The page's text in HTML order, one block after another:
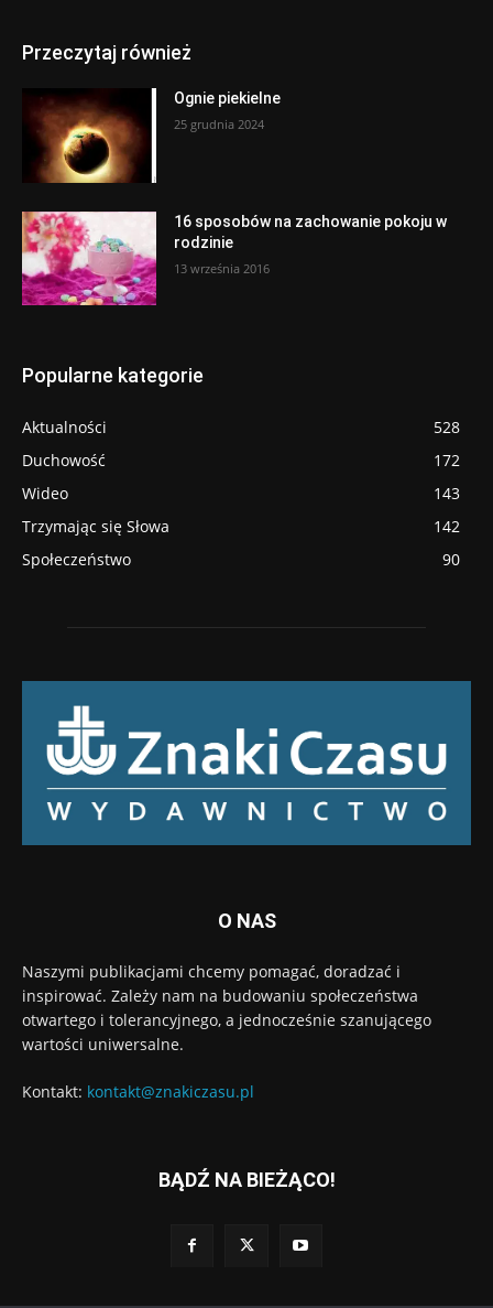
Przeczytaj również
Ognie piekielne
25 grudnia 2024
16 sposobów na zachowanie pokoju w
rodzinie
13 września 2016
Popularne kategorie
Aktualności
528
Duchowość
172
Wideo
143
Trzymając się Słowa
142
Społeczeństwo
90
O NAS
Naszymi publikacjami chcemy pomagać, doradzać i
inspirować. Zależy nam na budowaniu społeczeństwa
otwartego i tolerancyjnego, a jednocześnie szanującego
wartości uniwersalne.
Kontakt: kontakt@znakiczasu.pl
BĄDŹ NA BIEŻĄCO!